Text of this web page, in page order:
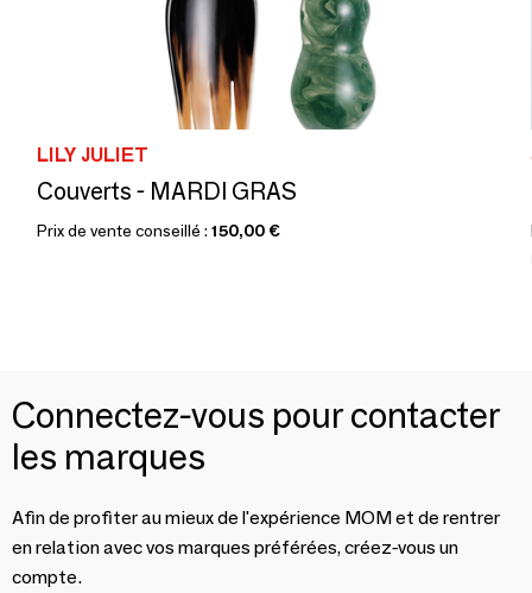
LILY JULIET
Couverts - MARDI GRAS
Prix de vente conseillé : 150,00 €
Connectez-vous pour contacter
les marques
Afin de profiter au mieux de l'expérience MOM et de rentrer
en relation avec vos marques préférées, créez-vous un
compte.